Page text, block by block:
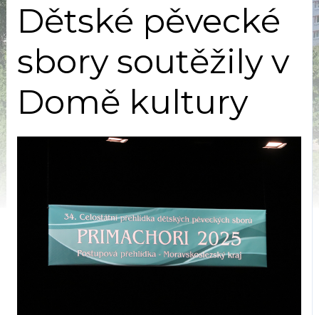
Dětské pěvecké
sbory soutěžily v
Domě kultury